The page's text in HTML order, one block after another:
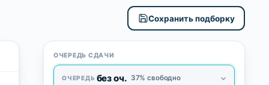
Сохранить подборку
ОЧЕРЕДЬ СДАЧИ
ОЧЕРЕДЬ без оч. 37% свободно